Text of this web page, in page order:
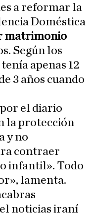
a reformar la
Doméstica
matrimonio
Según los
apenas 12
3 años cuando
el diario
la protección
y no
contraer
infantil». Todo
lamenta.
noticias iraní